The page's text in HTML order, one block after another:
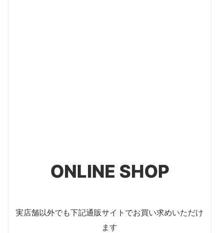
ONLINE SHOP
実店舗以外でも下記通販サイトでお買い求めいただけ
ます